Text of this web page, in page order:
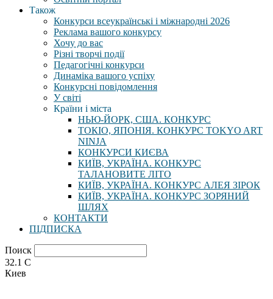
Також
Конкурси всеукраїнські і міжнародні 2026
Реклама вашого конкурсу
Хочу до вас
Різні творчі події
Педагогічні конкурси
Динаміка вашого успіху
Конкурсні повідомлення
У світі
Країни і міста
НЬЮ-ЙОРК, США. КОНКУРС
ТОКІО, ЯПОНІЯ. КОНКУРС TOKYO ART
NINJA
КОНКУРСИ КИЄВА
КИЇВ, УКРАЇНА. КОНКУРС
ТАЛАНОВИТЕ ЛІТО
КИЇВ, УКРАЇНА. КОНКУРС АЛЕЯ ЗІРОК
КИЇВ, УКРАЇНА. КОНКУРС ЗОРЯНИЙ
ШЛЯХ
КОНТАКТИ
ПІДПИСКА
Поиск
32.1 C
Киев